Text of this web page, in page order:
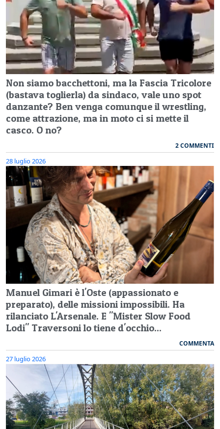
Non siamo bacchettoni, ma la Fascia Tricolore
(bastava toglierla) da sindaco, vale uno spot
danzante? Ben venga comunque il wrestling,
come attrazione, ma in moto ci si mette il
casco. O no?
2 COMMENTI
28 luglio 2026
Manuel Gimari è l'Oste (appassionato e
preparato), delle missioni impossibili. Ha
rilanciato L'Arsenale. E "Mister Slow Food
Lodi" Traversoni lo tiene d'occhio...
COMMENTA
27 luglio 2026